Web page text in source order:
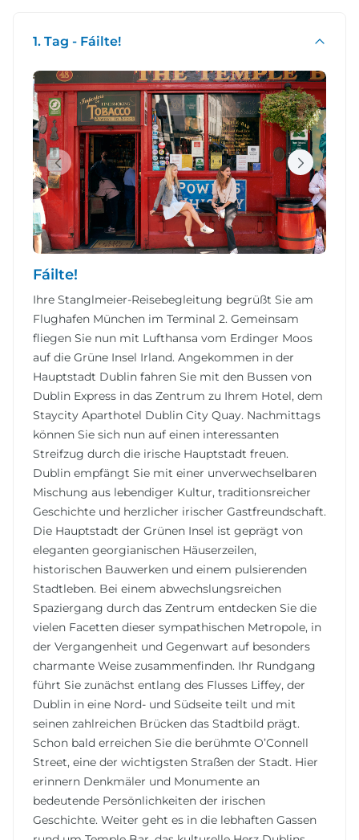
1. Tag - Fáilte!
Fáilte!
Ihre Stanglmeier-Reisebegleitung begrüßt Sie am
Flughafen München im Terminal 2. Gemeinsam
fliegen Sie nun mit Lufthansa vom Erdinger Moos
auf die Grüne Insel Irland. Angekommen in der
Hauptstadt Dublin fahren Sie mit den Bussen von
Dublin Express in das Zentrum zu Ihrem Hotel, dem
Staycity Aparthotel Dublin City Quay. Nachmittags
können Sie sich nun auf einen interessanten
Streifzug durch die irische Hauptstadt freuen.
Dublin empfängt Sie mit einer unverwechselbaren
Mischung aus lebendiger Kultur, traditionsreicher
Geschichte und herzlicher irischer Gastfreundschaft.
Die Hauptstadt der Grünen Insel ist geprägt von
eleganten georgianischen Häuserzeilen,
historischen Bauwerken und einem pulsierenden
Stadtleben. Bei einem abwechslungsreichen
Spaziergang durch das Zentrum entdecken Sie die
vielen Facetten dieser sympathischen Metropole, in
der Vergangenheit und Gegenwart auf besonders
charmante Weise zusammenfinden. Ihr Rundgang
führt Sie zunächst entlang des Flusses Liffey, der
Dublin in eine Nord- und Südseite teilt und mit
seinen zahlreichen Brücken das Stadtbild prägt.
Schon bald erreichen Sie die berühmte O’Connell
Street, eine der wichtigsten Straßen der Stadt. Hier
erinnern Denkmäler und Monumente an
bedeutende Persönlichkeiten der irischen
Geschichte. Weiter geht es in die lebhaften Gassen